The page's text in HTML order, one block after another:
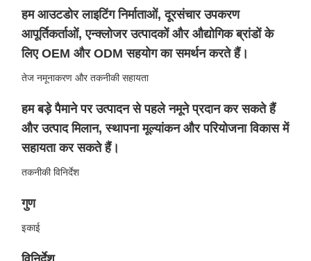
हम आउटडोर लाइटिंग निर्माताओं, दूरसंचार उपकरण
आपूर्तिकर्ताओं, एन्क्लोजर उत्पादकों और औद्योगिक ब्रांडों के
लिए OEM और ODM सहयोग का समर्थन करते हैं।
तेज नमूनाकरण और तकनीकी सहायता
हम बड़े पैमाने पर उत्पादन से पहले नमूने प्रदान कर सकते हैं
और उत्पाद मिलान, स्थापना मूल्यांकन और परियोजना विकास में
सहायता कर सकते हैं।
तकनीकी विनिर्देश
गुण
इकाई